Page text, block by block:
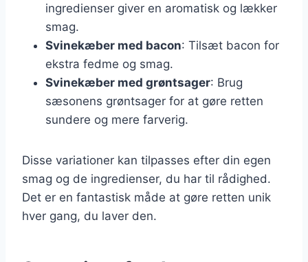
ingredienser giver en aromatisk og lækker
smag.
Svinekæber med bacon: Tilsæt bacon for
ekstra fedme og smag.
Svinekæber med grøntsager: Brug
sæsonens grøntsager for at gøre retten
sundere og mere farverig.
Disse variationer kan tilpasses efter din egen
smag og de ingredienser, du har til rådighed.
Det er en fantastisk måde at gøre retten unik
hver gang, du laver den.